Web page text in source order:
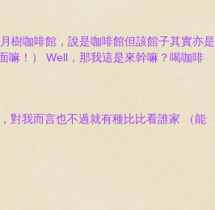
月樹咖啡館，說是咖啡館但該館子其實亦是
嘛！） Well，那我這是來幹嘛？喝咖啡
對我而言也不過就有種比比看誰家 （能